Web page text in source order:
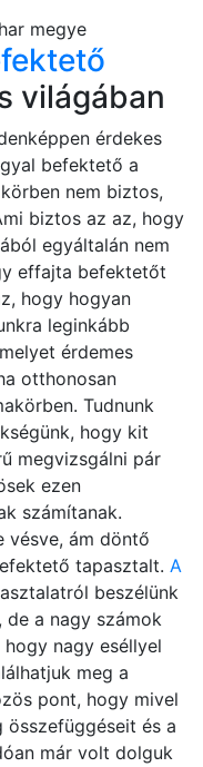
megye
világában
érdekes
befektető a
nem biztos,
biztos az az, hogy
egyáltalán nem
effajta befektetőt
hogy hogyan
leginkább
érdemes
otthonosan
Tudnunk
hogy kit
megvizsgálni pár
ezen
számítanak.
vésve, ám döntő
tapasztalt. A
beszélünk
de a nagy számok
nagy eséllyel
meg a
pont, hogy mivel
és a
már volt dolguk